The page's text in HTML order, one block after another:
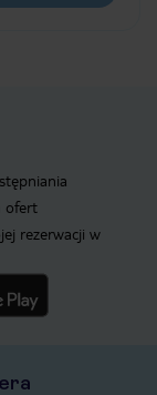
ofert
rezerwacji w